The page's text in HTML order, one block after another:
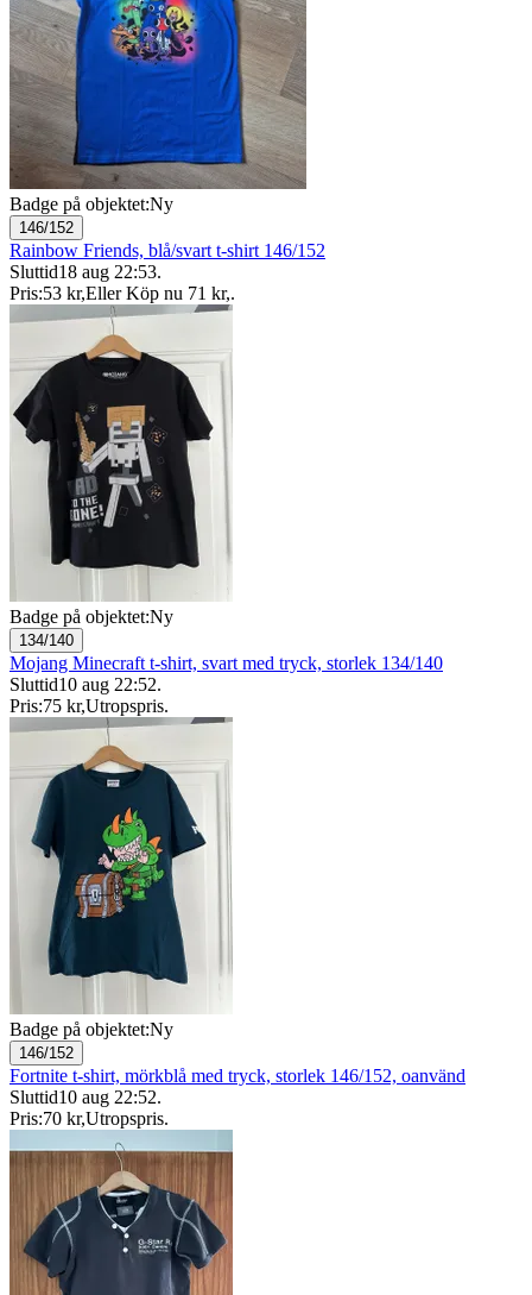
Badge på objektet:Ny
146/152
Rainbow Friends, blå/svart t-shirt 146/152
Sluttid18 aug 22:53.
Pris:53 kr,Eller Köp nu 71 kr,.
Badge på objektet:Ny
134/140
Mojang Minecraft t-shirt, svart med tryck, storlek 134/140
Sluttid10 aug 22:52.
Pris:75 kr,Utropspris.
Badge på objektet:Ny
146/152
Fortnite t-shirt, mörkblå med tryck, storlek 146/152, oanvänd
Sluttid10 aug 22:52.
Pris:70 kr,Utropspris.